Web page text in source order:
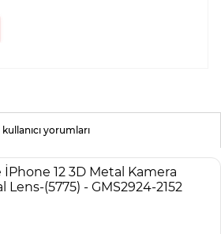
kullanıcı yorumları